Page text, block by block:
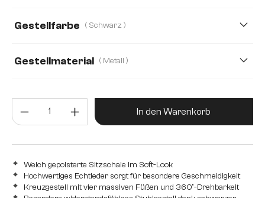
Gestellfarbe ( Schwarz )
Gestellmaterial ( Metall )
Produkt Anzahl: Gib den
In den Warenkorb
Weich gepolsterte Sitzschale im Soft-Look
Hochwertiges Echtleder sorgt für besondere Geschmeidigkeit
Kreuzgestell mit vier massiven Füßen und 360°-Drehbarkeit